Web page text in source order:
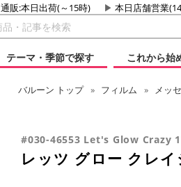
通販:本日出荷(～15時) 本日店舗営業
テーマ・季節で探す
これから始
バルーン トップ フィルム メッ
#030-46553 Let's Glow Crazy
レッツ グロー クレ